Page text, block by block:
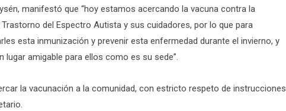
manifestó que “hoy estamos acercando la vacuna contra la
del Espectro Autista y sus cuidadores, por lo que para
esta inmunización y prevenir esta enfermedad durante el invierno, y
amigable para ellos como es su sede”.
la vacunación a la comunidad, con estricto respeto de instrucciones